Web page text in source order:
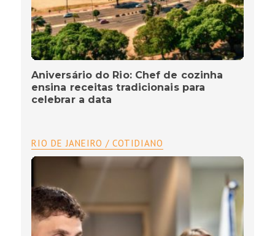
Aniversário do Rio: Chef de cozinha
ensina receitas tradicionais para
celebrar a data
RIO DE JANEIRO / COTIDIANO